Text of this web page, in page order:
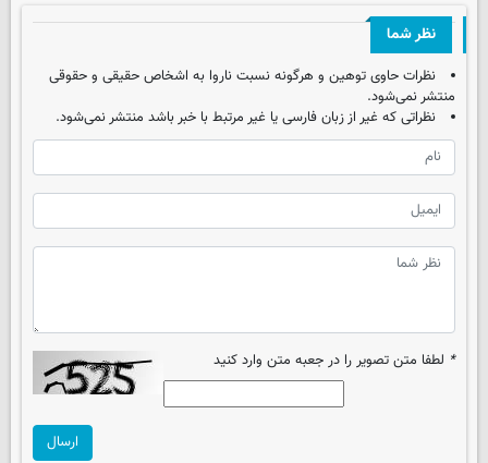
نظر شما
نظرات حاوی توهین و هرگونه نسبت ناروا به اشخاص حقیقی و حقوقی
منتشر نمی‌شود.
نظراتی که غیر از زبان فارسی یا غیر مرتبط با خبر باشد منتشر نمی‌شود.
* لطفا متن تصویر را در جعبه متن وارد کنید
ارسال